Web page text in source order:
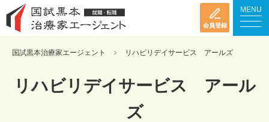
会員登録
MENU
国試黒本治療家エージェント リハビリデイサービス アールズ
リハビリデイサービス アール
ズ